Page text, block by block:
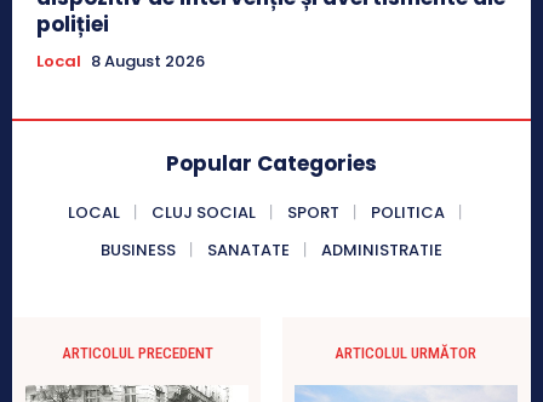
poliției
Local 8 August 2026
Popular Categories
LOCAL CLUJ SOCIAL SPORT
POLITICA
BUSINESS
SANATATE ADMINISTRATIE
ARTICOLUL PRECEDENT ARTICOLUL URMĂTOR